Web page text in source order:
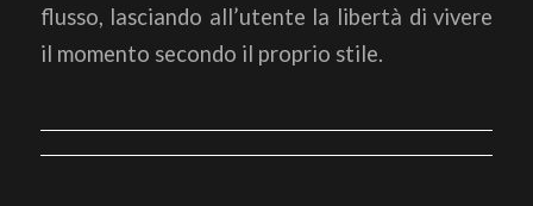
flusso, lasciando all’utente la libertà di vivere
il momento secondo il proprio stile.